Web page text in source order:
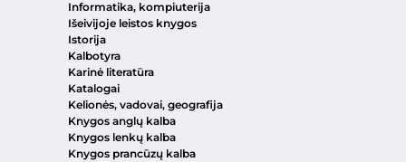
Informatika, kompiuterija
Išeivijoje leistos knygos
Istorija
Kalbotyra
Karinė literatūra
Katalogai
Kelionės, vadovai, geografija
Knygos anglų kalba
Knygos lenkų kalba
Knygos prancūzų kalba